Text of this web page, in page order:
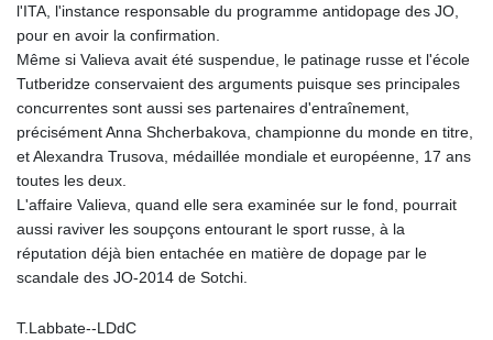
l'ITA, l'instance responsable du programme antidopage des JO,
pour en avoir la confirmation.
Même si Valieva avait été suspendue, le patinage russe et l'école
Tutberidze conservaient des arguments puisque ses principales
concurrentes sont aussi ses partenaires d'entraînement,
précisément Anna Shcherbakova, championne du monde en titre,
et Alexandra Trusova, médaillée mondiale et européenne, 17 ans
toutes les deux.
L'affaire Valieva, quand elle sera examinée sur le fond, pourrait
aussi raviver les soupçons entourant le sport russe, à la
réputation déjà bien entachée en matière de dopage par le
scandale des JO-2014 de Sotchi.
T.Labbate--LDdC